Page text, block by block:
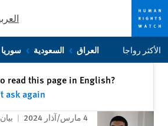
Skip
to
Skip
to
الأكثر رواجا العراق السعودية سوريا
read this page in English?
ask again
4 مارس/آذار 2024